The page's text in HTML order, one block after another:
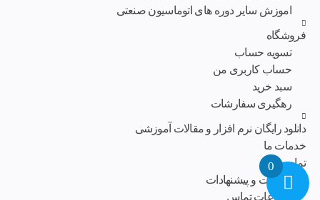
اموزش سایر دوره های اتوماسیون صنعتی
فروشگاه
تسویه حساب
حساب کاربری من
سبد خرید
رهگیری سفارشات
دانلود رایگان نرم افزار و مقالات آموزشی
خدمات ما
تماس با ما
انتقادات و پیشنهادات
اطلاعات تماس
0